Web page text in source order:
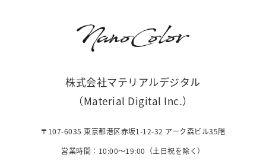
株式会社マテリアルデジタル
（Material Digital Inc.）
〒107-6035 東京都港区赤坂1-12-32 アーク森ビル35階
営業時間：10:00〜19:00（土日祝を除く）